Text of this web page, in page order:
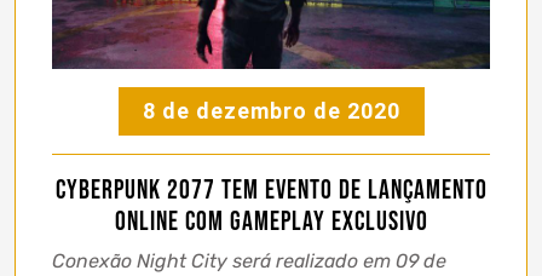
8 de dezembro de 2020
Cyberpunk 2077 tem evento de lançamento
online com gameplay exclusivo
Conexão Night City será realizado em 09 de